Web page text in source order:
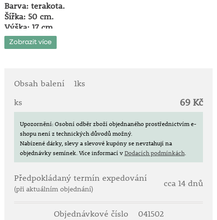
Barva: terakota.
Šířka: 50 cm.
Výška: 17 cm.
Hloubka: 20 cm.
Zobrazit více
Obsah balení
1ks
ks
69 Kč
Upozornění: Osobní odběr zboží objednaného prostřednictvím e-
shopu není z technických důvodů možný.
Nabízené dárky, slevy a slevové kupóny se nevztahují na
objednávky semínek.Více informací vDodacích podmínkách.
Předpokládaný termín expedování
(při aktuálním objednání)
cca 14 dnů
Objednávkové číslo 041502